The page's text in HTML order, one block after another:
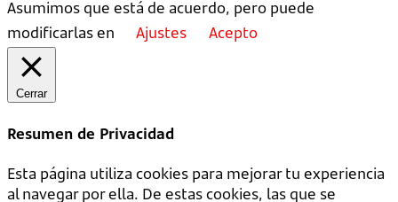
Asumimos que está de acuerdo, pero puede
modificarlas en
Ajustes Acepto
Cerrar
Resumen de Privacidad
Esta página utiliza cookies para mejorar tu experiencia
al navegar por ella. De estas cookies, las que se